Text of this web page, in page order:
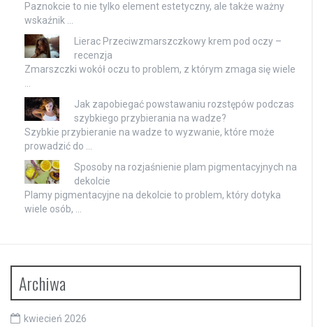
Paznokcie to nie tylko element estetyczny, ale także ważny
wskaźnik …
Lierac Przeciwzmarszczkowy krem pod oczy –
recenzja
Zmarszczki wokół oczu to problem, z którym zmaga się wiele
…
Jak zapobiegać powstawaniu rozstępów podczas
szybkiego przybierania na wadze?
Szybkie przybieranie na wadze to wyzwanie, które może
prowadzić do …
Sposoby na rozjaśnienie plam pigmentacyjnych na
dekolcie
Plamy pigmentacyjne na dekolcie to problem, który dotyka
wiele osób, …
Archiwa
kwiecień 2026